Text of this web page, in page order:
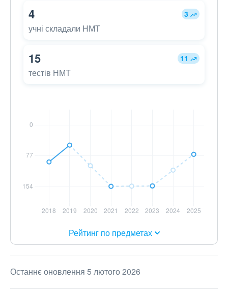
4 3
учні складали НМТ
15 11
тестів НМТ
Рейтинг по предметах
Останнє оновлення 5 лютого 2026